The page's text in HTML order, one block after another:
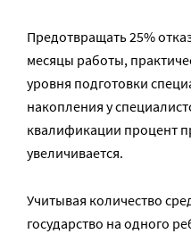
Предотвращать 25%
месяцы работы,
уровня подготовки
накопления у
квалификации процент
увеличивается.
Учитывая количество
государство на одного